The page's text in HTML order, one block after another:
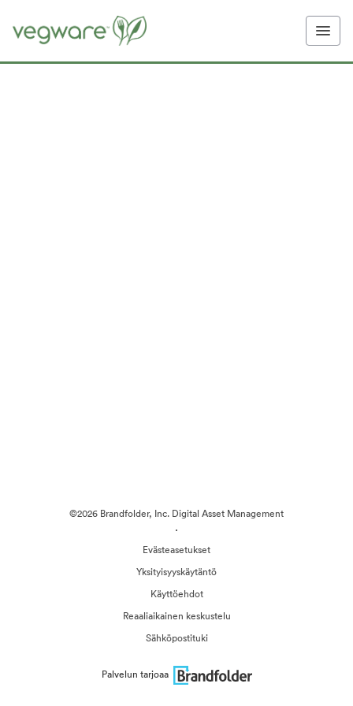
©2026 Brandfolder, Inc. Digital Asset Management
·
Evästeasetukset
Yksityisyyskäytäntö
Käyttöehdot
Reaaliaikainen keskustelu
Sähköpostituki
Palvelun tarjoaa